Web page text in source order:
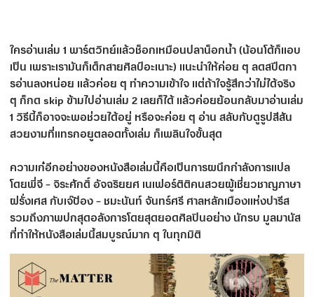
ใครอ่านเล่ม 1 พาร์ตวิทย์แล้วช็อกเหมือนปลาน็อกน้ำ (น้อนโด้ก็แอบ
เป็น เพราะเรามันก็เด็กสายศิลป์อะเนาะ) แนะนำให้ค่อย ๆ ลดสปีดกา
รอ่านลงหน่อย แล้วค่อย ๆ ทำความเข้าใจ แต่ถ้าใจรู้สึกว่าไม่ได้จริง
ๆ ก็กด skip ข้ามไปอ่านเล่ม 2 เลยก็ได้ แล้วค่อยย้อนกลับมาอ่านเล่ม
1 วิธีนี้ก็อาจจะพอช่วยได้อยู่ หรือจะค่อย ๆ อ่าน สลับกับดูรูปสีสัน
สวยงามที่แทรกอยูตลอดทั้งเล่ม ก็เพลินใจขั้นสุด
ความเก๋อีกอย่างของหนังสือเล่มนี้คือเป็นการผนึกกำลังการแปล
โดยพี่จี – จิระศักดิ์ อัจฉริยยศ เนเฟอร์ติติคนสวยผู้เชี่ยวชาญภาษา
ฝรั่งเศส กับเจ๊ป้อง – ชมะนันท์ จันทร์ศรี ศาลหลักเมืองแห่งปารีส
รวมถึงภาพปกสุดอลังการโดยสุดยอดศิลปินอย่าง นักรบ มูลมานัส
ที่ทำให้หนังสือเล่มนี้สมบูรณ์มาก ๆ ในทุกมิติ